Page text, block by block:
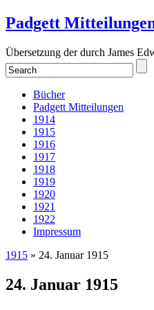
Padgett
Übersetzung der durch James
Bücher
Padgett Mitteilungen
1914
1915
1916
1917
1918
1919
1920
1921
1922
Impressum
1915 » 24. Januar 1915
24. Januar 1915